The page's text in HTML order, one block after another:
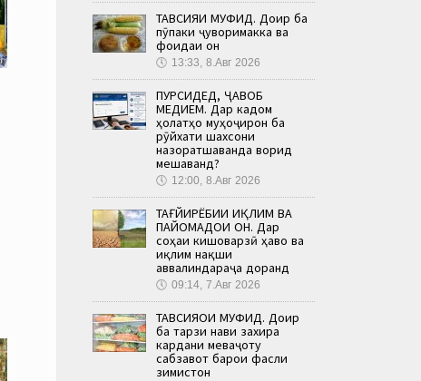
ТАВСИЯИ МУФИД. Доир ба
пӯпаки ҷуворимакка ва
фоидаи он
🕔 13:33, 8.Авг 2026
ПУРСИДЕД, ҶАВОБ
МЕДИҲЕМ. Дар кадом
ҳолатҳо муҳоҷирон ба
рӯйхати шахсони
назоратшаванда ворид
мешаванд?
🕔 12:00, 8.Авг 2026
ТАҒЙИРЁБИИ ИҚЛИМ ВА
ПАЙОМАДҲОИ ОН. Дар
соҳаи кишоварзӣ ҳаво ва
иқлим нақши
аввалиндараҷа доранд
🕔 09:14, 7.Авг 2026
ТАВСИЯҲОИ МУФИД. Доир
ба тарзи нави захира
кардани меваҷоту
сабзавот барои фасли
зимистон